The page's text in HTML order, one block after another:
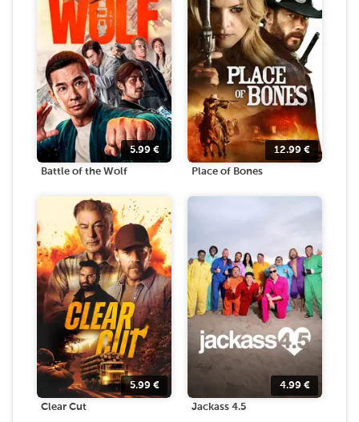
5.99 €
Battle of the Wolf
12.99 €
Place of Bones
5.99 €
Clear Cut
4.99 €
Jackass 4.5